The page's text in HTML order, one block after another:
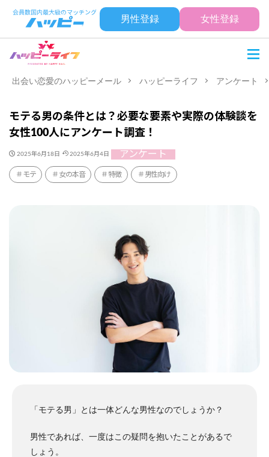
男性登録 女性登録
出会い恋愛のハッピーメール ハッピーライフ アンケート
モテる男の条件とは？必要な要素や実際の体験談を
女性100人にアンケート調査！
2025年6月18日 2025年6月4日 アンケート
モテ 女の本音 特徴 男性向け
「モテる男」とは一体どんな男性なのでしょうか？
男性であれば、一度はこの疑問を抱いたことがあるで
しょう。